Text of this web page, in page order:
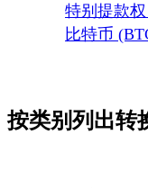
特别提款
比特币
按类别列出转